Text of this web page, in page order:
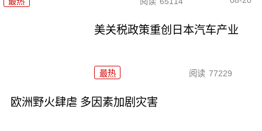
美关税政策重创日本汽车产业
最热 阅读 77229
欧洲野火肆虐 多因素加剧灾害